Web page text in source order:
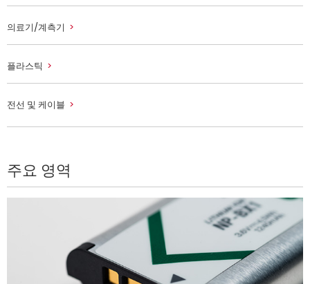
의료기/계측기
플라스틱
전선 및 케이블
주요 영역